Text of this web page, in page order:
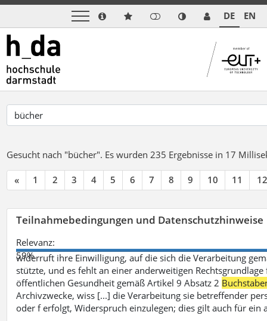
DE EN
Gesucht nach "bücher". Es wurden 235 Ergebnisse in 17
« 1 2 3 4 5 6 7 8 9 10 11 12
Teilnahmebedingungen und Datenschutzhinweise
Relevanz:
59%
widerruft ihre Einwilligung, auf die sich die Verarbeitung
stützte, und es fehlt an einer anderweitigen
öffentlichen Gesundheit gemäß Artikel 9 Absatz 2
Archivzwecke, wiss [...] die Verarbeitung sie betreffender
oder f erfolgt, Widerspruch einzulegen; dies gilt auch für ein